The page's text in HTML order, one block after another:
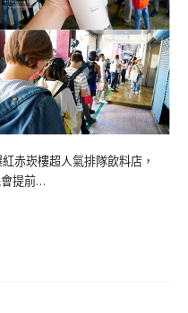
赤崁樓超人氣排隊飲料店，
提前…